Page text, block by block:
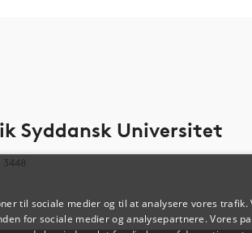
Syddansk Universitet
til sociale medier og til at analysere vores trafik.
for sociale medier og analysepartnere. Vores